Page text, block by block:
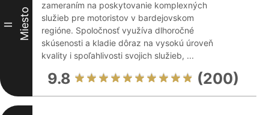
II Miesto
zameraním na poskytovanie komplexných
služieb pre motoristov v bardejovskom
regióne. Spoločnosť využíva dlhoročné
skúsenosti a kladie dôraz na vysokú úroveň
kvality i spoľahlivosti svojich služieb, ...
9.8 (200)